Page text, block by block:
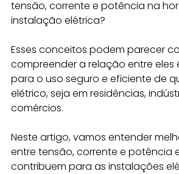
tensão, corrente e potência na
instalação elétrica?
Esses conceitos podem parecer
compreender a relação entre eles
para o uso seguro e eficiente de
elétrico, seja em residências,
comércios.
Neste artigo, vamos entender
entre tensão, corrente e potência
contribuem para as instalações